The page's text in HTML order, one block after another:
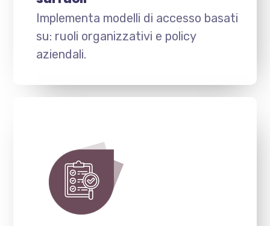
Implementa modelli di accesso basati
su: ruoli organizzativi e policy
aziendali.